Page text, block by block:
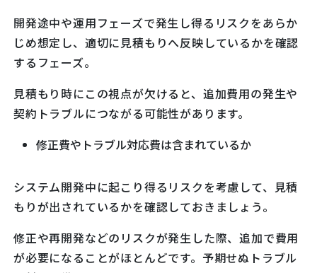
開発途中や運用フェーズで発生し得るリスクをあらか
じめ想定し、適切に見積もりへ反映しているかを確認
するフェーズ。
見積もり時にこの視点が欠けると、追加費用の発生や
契約トラブルにつながる可能性があります。
修正費やトラブル対応費は含まれているか
システム開発中に起こり得るリスクを考慮して、見積
もりが出されているかを確認しておきましょう。
修正や再開発などのリスクが発生した際、追加で費用
が必要になることがほとんどです。予期せぬトラブル